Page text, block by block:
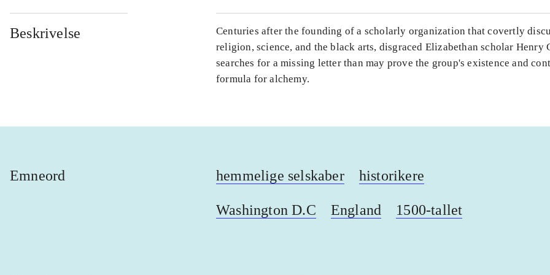
Beskrivelse
Centuries after the founding of a scholarly organization that covertly
religion, science, and the black arts, disgraced Elizabethan scholar Henry
searches for a missing letter than may prove the group's existence and
formula for alchemy.
Emneord hemmelige selskaber historikere
Washington D.C England 1500-tallet